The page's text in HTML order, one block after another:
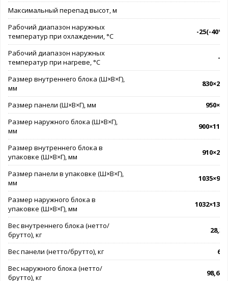
Максимальный перепад высот, м
Рабочий диапазон наружных
температур при охлаждении, °C
-25(-
Рабочий диапазон наружных
температур при нагреве, °C
-
Размер внутреннего блока (Ш×В×Г),
мм
Размер панели (Ш×В×Г), мм
Размер наружного блока (Ш×В×Г),
мм
Размер внутреннего блока в
упаковке (Ш×В×Г), мм
Размер панели в упаковке (Ш×В×Г),
мм
Размер наружного блока в
упаковке (Ш×В×Г), мм
Вес внутреннего блока (нетто/
брутто), кг
28,3
Вес панели (нетто/брутто), кг
Вес наружного блока (нетто/
брутто), кг
98,6 /